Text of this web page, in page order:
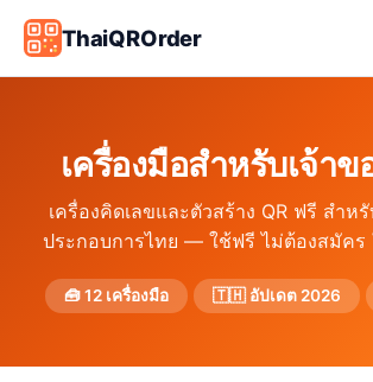
ThaiQROrder
เครื่องมือสำหรับเจ้าข
เครื่องคิดเลขและตัวสร้าง QR ฟรี สำห
ประกอบการไทย — ใช้ฟรี ไม่ต้องสมัคร
🧰 12 เครื่องมือ 🇹🇭 อัปเดต 2026